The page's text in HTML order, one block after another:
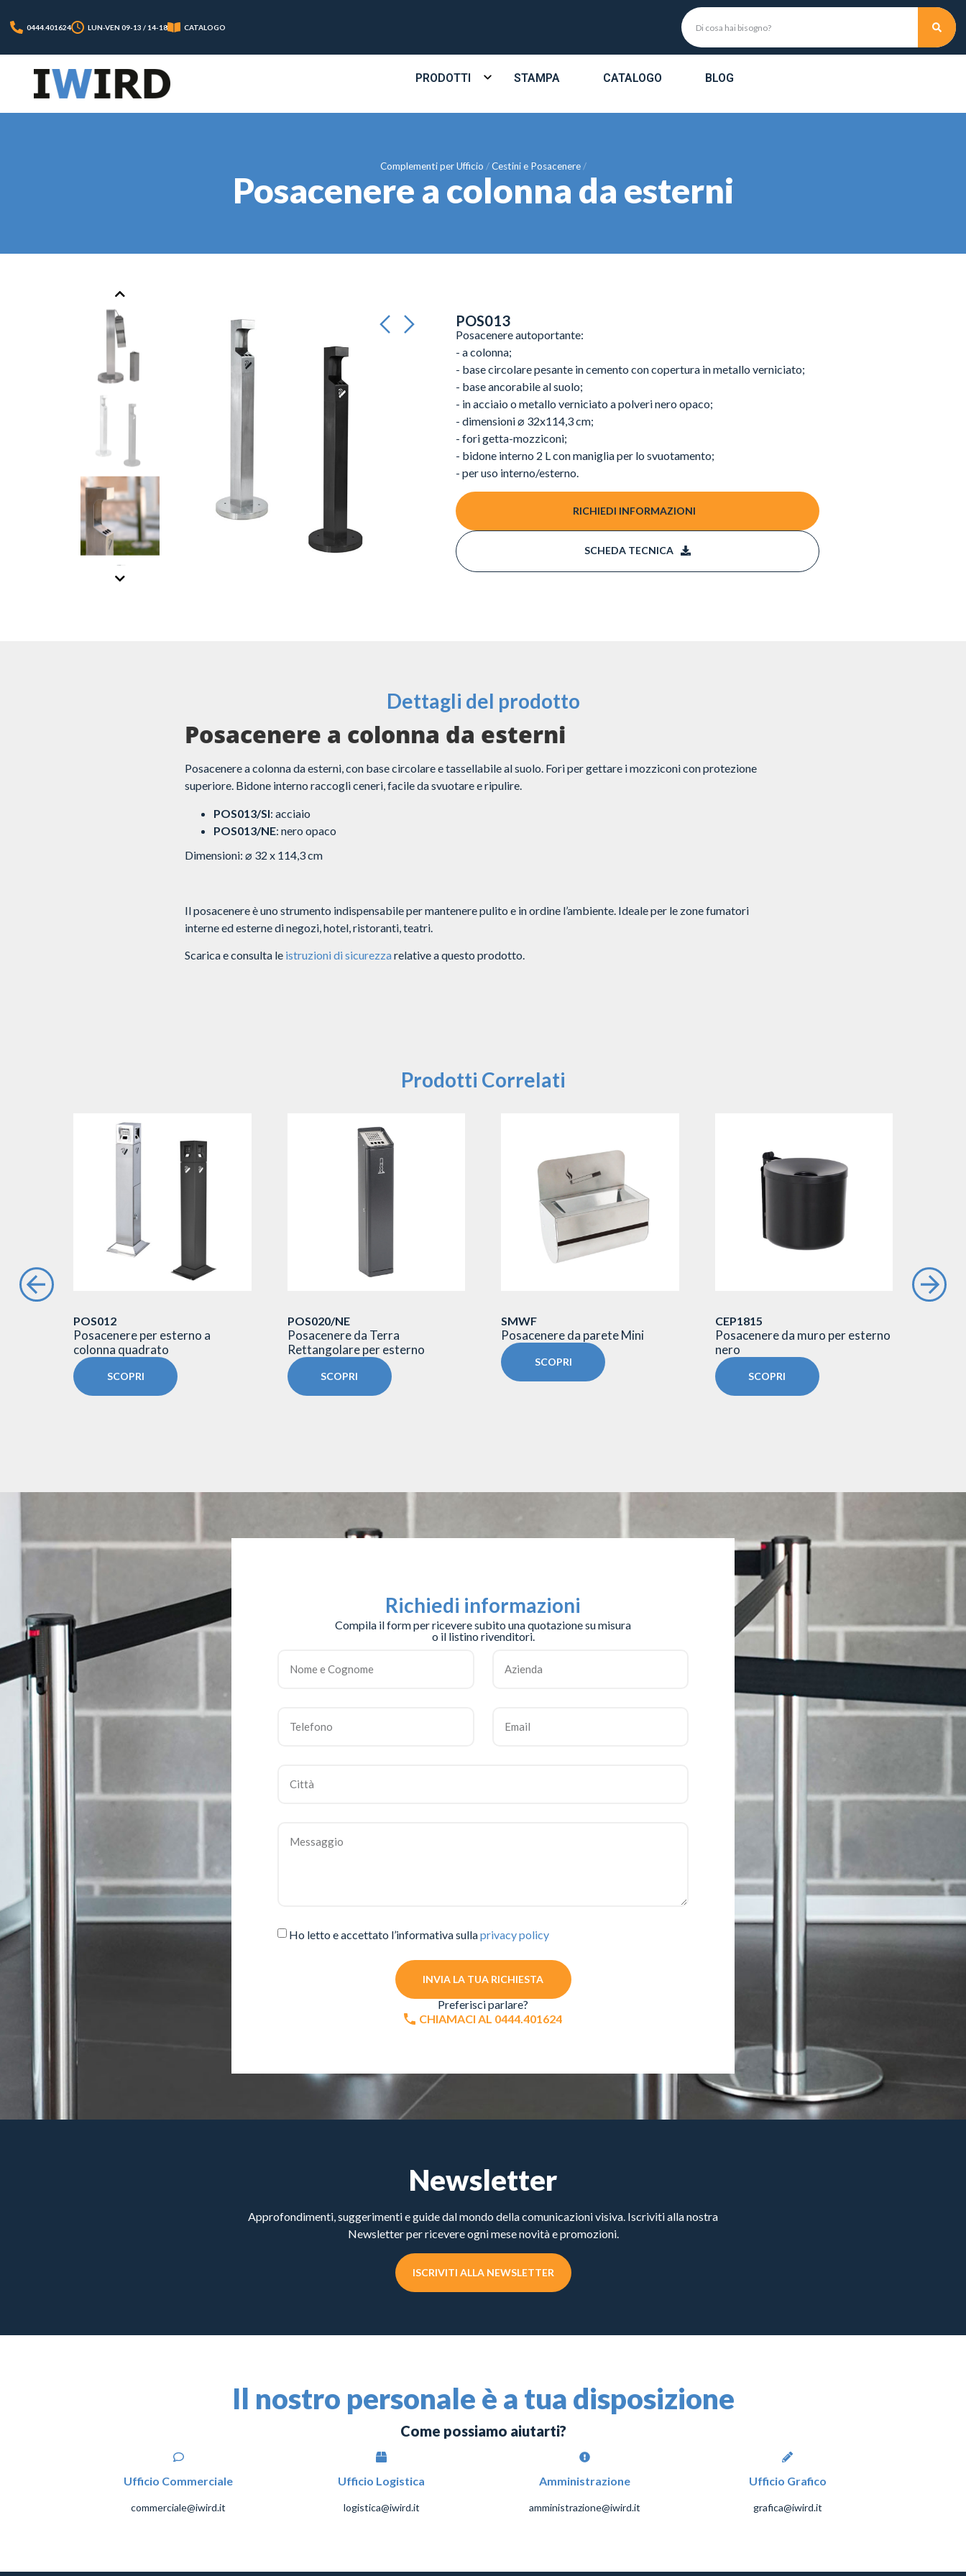
0444.401624 LUN-VEN 09-13 / 14-18 CATALOGO
PRODOTTI STAMPA CATALOGO BLOG
Complementi per Ufficio Cestini e Posacenere
Posacenere a colonna da esterni
POS013
Posacenere autoportante:
- a colonna;
- base circolare pesante in cemento con copertura in metallo verniciato;
- base ancorabile al suolo;
- in acciaio o metallo verniciato a polveri nero opaco;
- dimensioni ⌀ 32x114,3 cm;
- fori getta-mozziconi;
- bidone interno 2 L con maniglia per lo svuotamento;
- per uso interno/esterno.
RICHIEDI INFORMAZIONI
SCHEDA TECNICA
Dettagli del prodotto
Posacenere a colonna da esterni
Posacenere a colonna da esterni, con base circolare e tassellabile al suolo. Fori per gettare i mozziconi con protezione
superiore. Bidone interno raccogli ceneri, facile da svuotare e ripulire.
POS013/SI: acciaio
POS013/NE: nero opaco
Dimensioni: ⌀ 32 x 114,3 cm
Il posacenere è uno strumento indispensabile per mantenere pulito e in ordine l’ambiente. Ideale per le zone fumatori
interne ed esterne di negozi, hotel, ristoranti, teatri.
Scarica e consulta le istruzioni di sicurezzarelative a questo prodotto.
Prodotti Correlati
POS012
Posacenere per esterno a
colonna quadrato
SCOPRI
POS020/NE
Posacenere da Terra
Rettangolare per esterno
SCOPRI
SMWF
Posacenere da parete Mini
SCOPRI
CEP1815
Posacenere da muro per esterno
nero
SCOPRI
Richiedi informazioni
Compila il form per ricevere subito una quotazione su misura
o il listino rivenditori.
Ho letto e accettato l’informativa sullaprivacy policy
INVIA LA TUA RICHIESTA
Preferisci parlare?
CHIAMACI AL 0444.401624
Newsletter
Approfondimenti, suggerimenti e guide dal mondo della comunicazioni visiva. Iscriviti alla nostra
Newsletter per ricevere ogni mese novità e promozioni.
ISCRIVITI ALLA NEWSLETTER
Il nostro personale è a tua disposizione
Come possiamo aiutarti?
Ufficio Commerciale
commerciale@iwird.it
Ufficio Logistica
logistica@iwird.it
Amministrazione
amministrazione@iwird.it
Ufficio Grafico
grafica@iwird.it